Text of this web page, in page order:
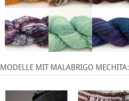
MODELLE MIT MALABRIGO MECHITA: